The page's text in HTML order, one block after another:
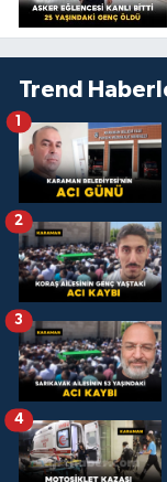
Trend
1
2
3
4